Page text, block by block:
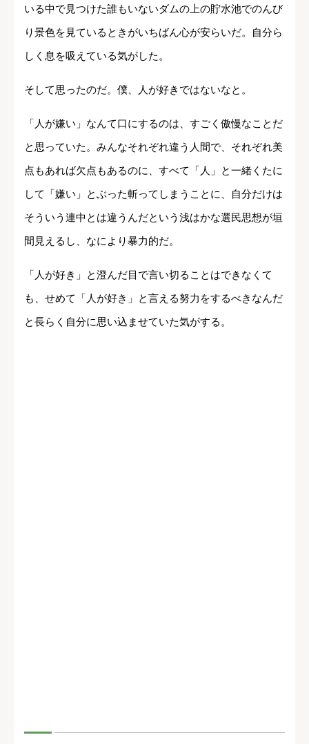
いる中で見つけた誰もいないダムの上の貯水池でのんび
り景色を見ているときがいちばん心が安らいだ。自分ら
しく息を吸えている気がした。
そして思ったのだ。僕、人が好きではないなと。
「人が嫌い」なんて口にするのは、すごく傲慢なことだ
と思っていた。みんなそれぞれ違う人間で、それぞれ美
点もあれば欠点もあるのに、すべて「人」と一緒くたに
して「嫌い」とぶった斬ってしまうことに、自分だけは
そういう連中とは違うんだという浅はかな選民思想が垣
間見えるし、なにより暴力的だ。
「人が好き」と澄んだ目で言い切ることはできなくて
も、せめて「人が好き」と言える努力をするべきなんだ
と長らく自分に思い込ませていた気がする。